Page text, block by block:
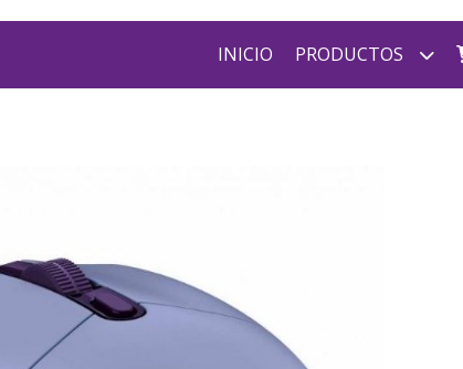
INICIO PRODUCTOS